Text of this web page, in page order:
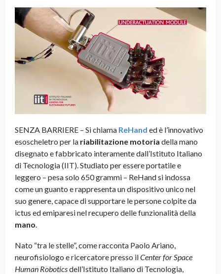
SENZA BARRIERE – Si chiama ReHand ed è l’innovativo
esoscheletro per la riabilitazione motoria della mano
disegnato e fabbricato interamente dall’Istituto Italiano
di Tecnologia (IIT). Studiato per essere portatile e
leggero – pesa solo 650 grammi – ReHand si indossa
come un guanto e rappresenta un dispositivo unico nel
suo genere, capace di supportare le persone colpite da
ictus ed emiparesi nel recupero delle funzionalità della
mano
Nato “tra le stelle”, come racconta Paolo Ariano,
neurofisiologo e ricercatore presso ilCenter for Space
Human Roboticsdell’Istituto Italiano di Tecnologia,